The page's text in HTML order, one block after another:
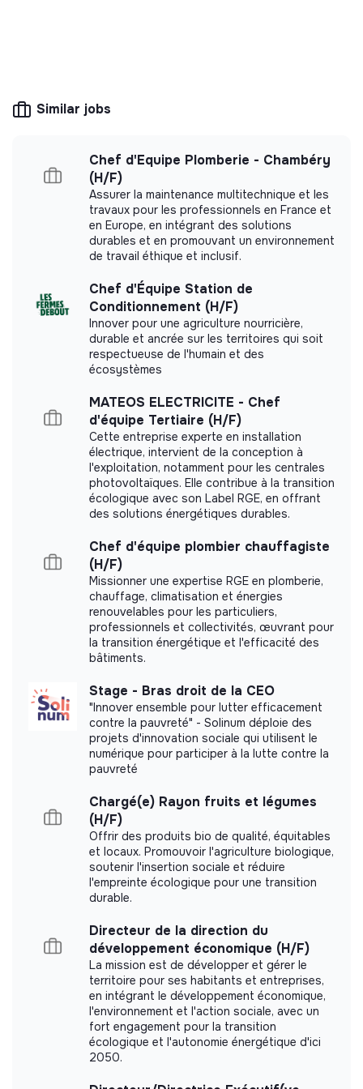
Pilotage économique et financier
Définir les orientations budgétaires et élaborer les
budgets prévisionnels ;
Assurer le suivi de l’exécution budgétaire et garantir
la bonne gestion financière ;
Mettre en place et sécuriser les procédures de
contrôle interne ;
patrimoine de l’association ;
Assurer les relations avec les financeurs.
Représentation et développement des partenariats
Représenter l’UDAF auprès des partenaires
territoire ;
Développer et entretenir des partenariats
stratégiques ;
Porter la visibilité et la communication de
l’association.
focused on the challenges of ecological and
More information
Website
Unknown
Impact study
impact measurement.
Labels and certifications
This structure did not communicate to us the
labels or certifications that it was able to obtain.
Documents
Did not yet add a transparency document.
Similar jobs
Chef d'Equipe Plomberie - Chambéry
(H/F)
Assurer la maintenance multitechnique et les
travaux pour les professionnels en France et
en Europe, en intégrant des solutions
durables et en promouvant un environnement
de travail éthique et inclusif.
Chef d'Équipe Station de
Conditionnement (H/F)
Innover pour une agriculture nourricière,
durable et ancrée sur les territoires qui soit
respectueuse de l'humain et des
écosystèmes
MATEOS ELECTRICITE - Chef
d'équipe Tertiaire (H/F)
Cette entreprise experte en installation
électrique, intervient de la conception à
l'exploitation, notamment pour les centrales
photovoltaïques. Elle contribue à la transition
écologique avec son Label RGE, en offrant
des solutions énergétiques durables.
Chef d'équipe plombier chauffagiste
(H/F)
Missionner une expertise RGE en plomberie,
chauffage, climatisation et énergies
renouvelables pour les particuliers,
professionnels et collectivités, œuvrant pour
la transition énergétique et l'efficacité des
bâtiments.
Stage - Bras droit de la CEO
"Innover ensemble pour lutter efficacement
contre la pauvreté" - Solinum déploie des
projets d'innovation sociale qui utilisent le
numérique pour participer à la lutte contre la
pauvreté
Chargé(e) Rayon fruits et légumes
(H/F)
Offrir des produits bio de qualité, équitables
et locaux. Promouvoir l'agriculture biologique,
soutenir l'insertion sociale et réduire
l'empreinte écologique pour une transition
durable.
Directeur de la direction du
développement économique (H/F)
La mission est de développer et gérer le
territoire pour ses habitants et entreprises,
en intégrant le développement économique,
l'environnement et l'action sociale, avec un
fort engagement pour la transition
écologique et l'autonomie énergétique d'ici
2050.